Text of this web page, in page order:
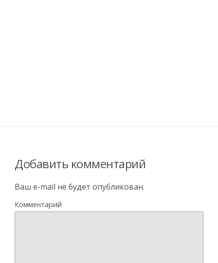
Добавить комментарий
Ваш e-mail не будет опубликован.
Комментарий